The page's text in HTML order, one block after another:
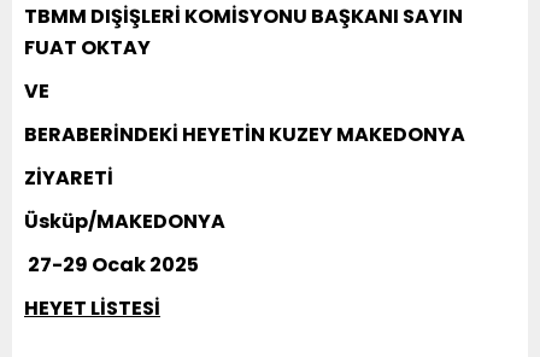
TBMM DIŞİŞLERİ KOMİSYONU BAŞKANI SAYIN
FUAT OKTAY
VE
BERABERİNDEKİ HEYETİN KUZEY MAKEDONYA
ZİYARETİ
Üsküp/MAKEDONYA
27-29 Ocak 2025
HEYET LİSTESİ